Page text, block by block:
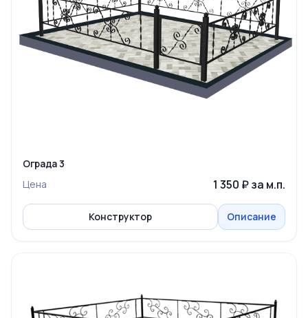
Ограда 3
Цена
1 350 ₽ за м.п.
Конструктор Описание